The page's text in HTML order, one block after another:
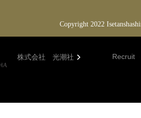
Copyright 2022
株式会社 光潮社 Recruit